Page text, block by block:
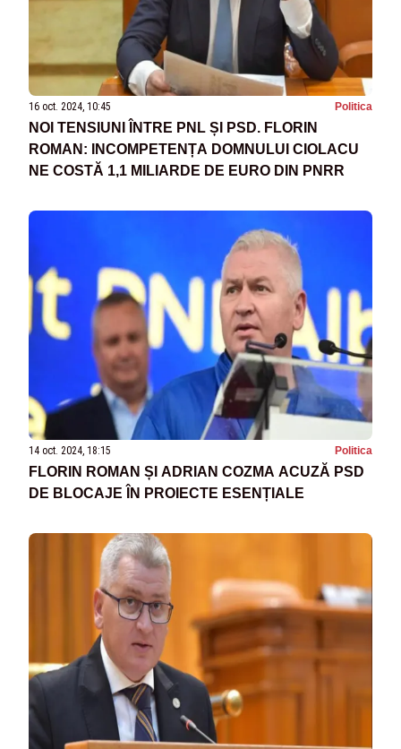
16 oct. 2024, 10:45 Politica
NOI TENSIUNI ÎNTRE PNL ȘI PSD. FLORIN
ROMAN: INCOMPETENȚA DOMNULUI CIOLACU
NE COSTĂ 1,1 MILIARDE DE EURO DIN PNRR
14 oct. 2024, 18:15 Politica
FLORIN ROMAN ȘI ADRIAN COZMA ACUZĂ PSD
DE BLOCAJE ÎN PROIECTE ESENȚIALE